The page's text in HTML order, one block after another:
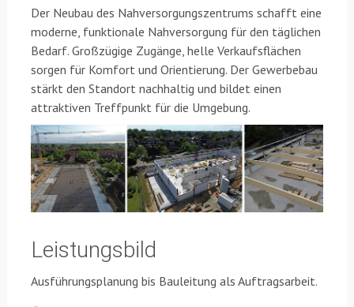
Der Neubau des Nahversorgungszentrums schafft eine
moderne, funktionale Nahversorgung für den täglichen
Bedarf. Großzügige Zugänge, helle Verkaufsflächen
sorgen für Komfort und Orientierung. Der Gewerbebau
stärkt den Standort nachhaltig und bildet einen
attraktiven Treffpunkt für die Umgebung.
Leistungsbild
Ausführungsplanung bis Bauleitung als Auftragsarbeit.